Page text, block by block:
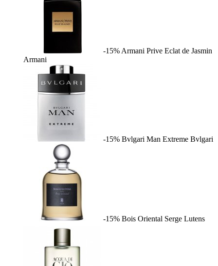
-15% Armani Prive Eclat de Jasmin
Armani
-15% Bvlgari Man Extreme Bvlgari
-15% Bois Oriental Serge Lutens